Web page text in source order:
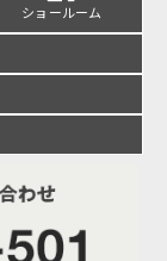
ショールーム